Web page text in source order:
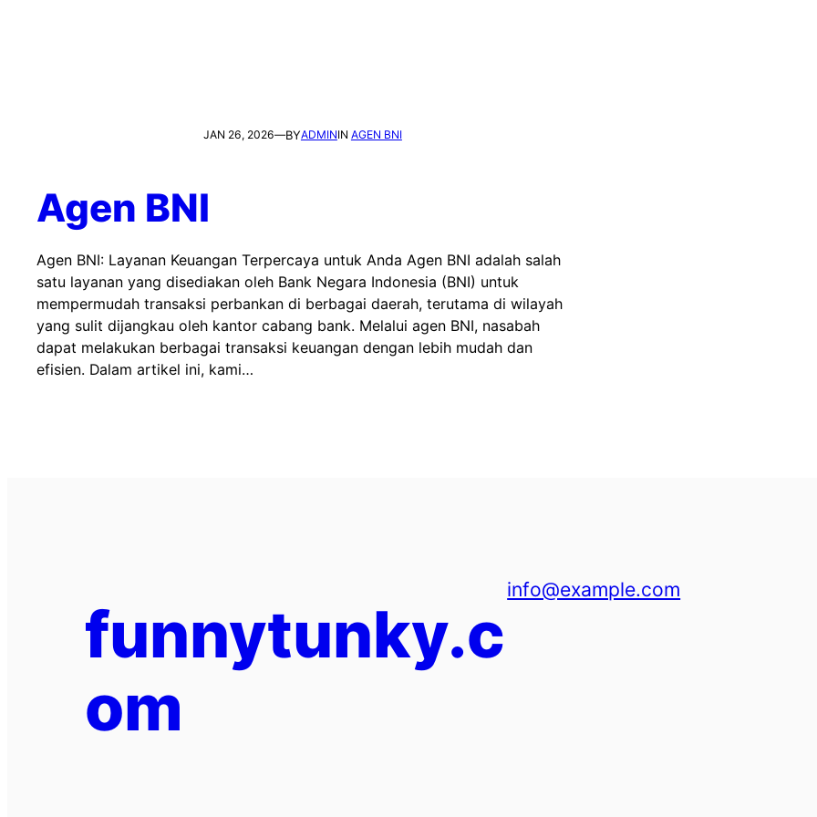
JAN 26, 2026—BYADMININ AGEN BNI
Agen BNI
Agen BNI: Layanan Keuangan Terpercaya untuk Anda Agen BNI adalah salah
satu layanan yang disediakan oleh Bank Negara Indonesia (BNI) untuk
mempermudah transaksi perbankan di berbagai daerah, terutama di wilayah
yang sulit dijangkau oleh kantor cabang bank. Melalui agen BNI, nasabah
dapat melakukan berbagai transaksi keuangan dengan lebih mudah dan
efisien. Dalam artikel ini, kami…
funnytunky.c
om
info@example.com